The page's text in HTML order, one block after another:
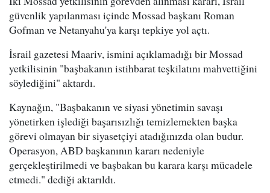
güvenlik yapılanması içinde Mossad başkanı Roman
Gofman ve Netanyahu'ya karşı tepkiye yol açtı.
İsrail gazetesi Maariv, ismini açıklamadığı bir Mossad
yetkilisinin "başbakanın istihbarat teşkilatını mahvettiğini
söylediğini" aktardı.
Kaynağın, "Başbakanın ve siyasi yönetimin savaşı
yönetirken işlediği başarısızlığı temizlemekten başka
görevi olmayan bir siyasetçiyi atadığınızda olan budur.
Operasyon, ABD başkanının kararı nedeniyle
gerçekleştirilmedi ve başbakan bu karara karşı mücadele
etmedi." dediği aktarıldı.